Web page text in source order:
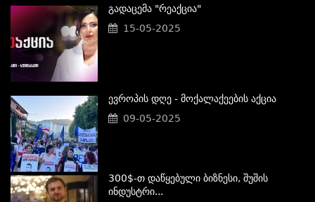
Გადაცემა "რეაქცია"
15-05-2025
Ევროპის Დღე - Მოქალაქეების Აქცია
09-05-2025
300$-Თ Დაწყებული Ბიზნესი, Შუშის
Ინდუსტრი...